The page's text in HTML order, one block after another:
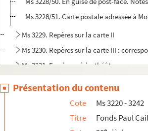
Ms 3228/51. Carte postale adressée à
Ms 3229. Repères sur la carte II
Ms 3230. Repères sur la carte III :
Ms 3231. Essais, poésie, théâtre, romans,
Présentation du contenu
Cote
Ms 3220 - 3242
Titre
Fonds Paul